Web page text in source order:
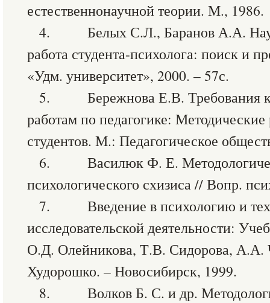
естественнонаучной теории. М., 1986.
4. Белых С.Л., Баранов А.А.
работа студента-психолога: поиск и
«Удм. университет», 2000. – 57с.
5. Бережнова Е.В. Требования к
работам по педагогике:
студентов. М.: Педагогическое
6. Василюк Ф. Е.
психологического схизиса // Вопр.
7. Введение в психологию и
исследовательской деятельности:
О.Д. Олейникова, Т.В. Сидорова, А.А.
Худорошко. – Новосибирск, 1999.
8. Волков Б. С. и др.